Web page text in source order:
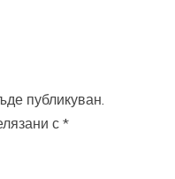
публикуван.
с *